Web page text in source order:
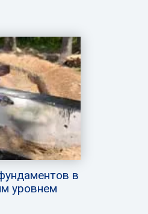
в
уровнем